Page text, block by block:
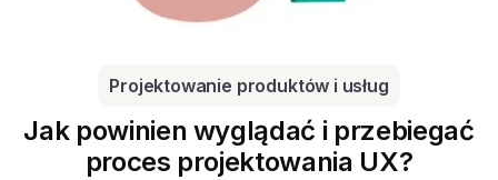
Projektowanie produktów i usług
Jak powinien wyglądać i przebiegać
proces projektowania UX?